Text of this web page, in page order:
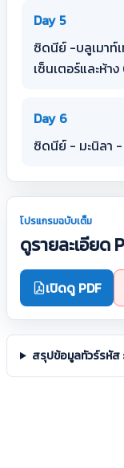
Day 5
ซิดนีย์ -บลูเมาท์
เซ็นเตอร์และห้าง
Day 6
ซิดนีย์ - มะนิลา
โปรแกรมฉบับเต็ม
ดูรายละเอียด
เปิดดู PDF
สรุปข้อมูลทัวร์รหัส